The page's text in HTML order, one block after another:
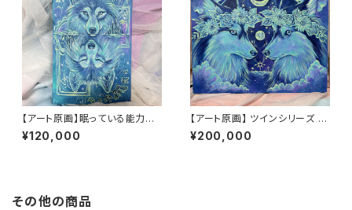
【アート原画】眠っている能力を
呼び起こす オオカミ 1点もの ア
クリル画
¥120,000
【アート原画】 ツインシリーズ ハ
スキー 1点もの アクリル画
¥200,000
その他の商品